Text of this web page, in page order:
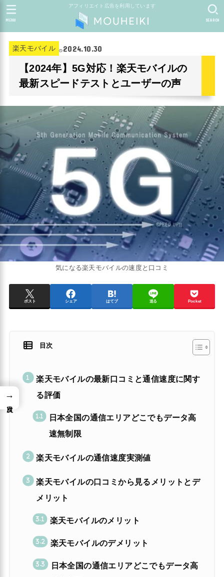
アフィリエイト広告を利用しています
SEARCH
MENU
楽天モバイル 2024.10.30
【2024年】5G対応！楽天モバイルの
最新スピードテストとユーザーの声
気になる楽天モバイルの速度と口コミ
ポスト シェア はてブ 送る Pocket
目次
楽天モバイルの最新口コミと通信速度に関す
る評価
日本全国の通信エリアどこでもデータ高
速無制限
楽天モバイルの通信速度実測値
楽天モバイルの口コミから見るメリットとデ
メリット
楽天モバイルのメリット
楽天モバイルのデメリット
日本全国の通信エリアどこでもデータ高
→